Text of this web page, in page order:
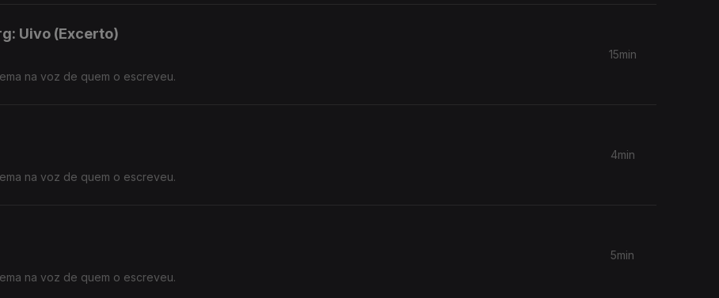
Uivo (Excerto)
na voz de quem o escreveu.
15min
na voz de quem o escreveu.
4min
na voz de quem o escreveu.
5min